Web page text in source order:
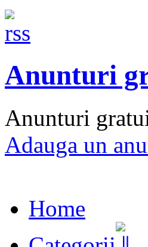
Anunturi
Anunturi
Adauga un
Home